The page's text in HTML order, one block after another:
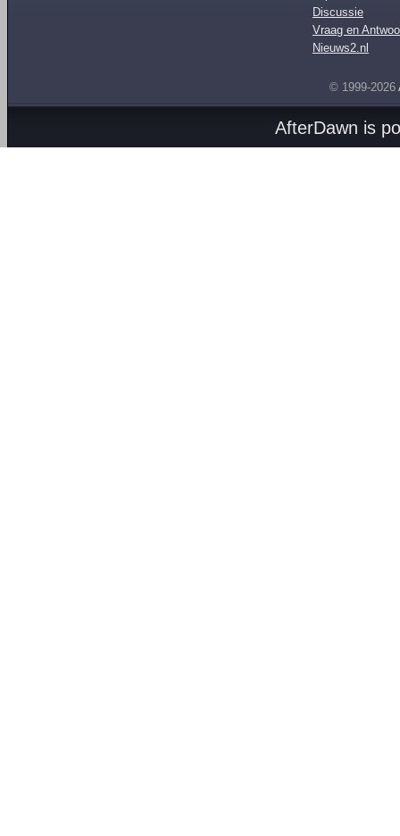
Discussie
Vraag en
Nieuws2.nl
© 1999-2026
AfterDawn is